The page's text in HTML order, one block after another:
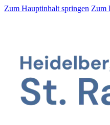
Zum Hauptinhalt springen Zum